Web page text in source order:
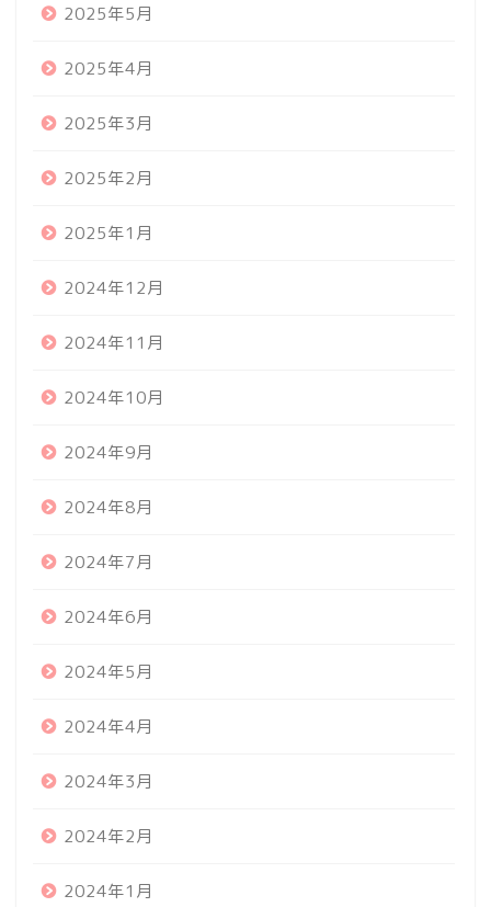
2025年5月
2025年4月
2025年3月
2025年2月
2025年1月
2024年12月
2024年11月
2024年10月
2024年9月
2024年8月
2024年7月
2024年6月
2024年5月
2024年4月
2024年3月
2024年2月
2024年1月